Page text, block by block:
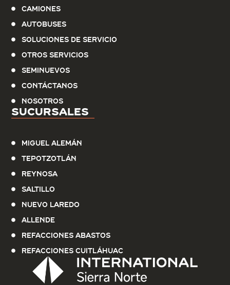
Sucursales
Miguel Alemán
Tepotzotlán
Reynosa
Saltillo
Nuevo Laredo
Allende
Refacciones Abastos
Refacciones Cuitláhuac
Camiones
Autobuses
Soluciones de servicio
Otros Servicios
Seminuevos
Contáctanos
Nosotros